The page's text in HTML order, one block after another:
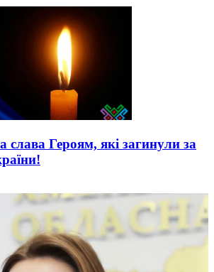
слава Героям, які загинули за